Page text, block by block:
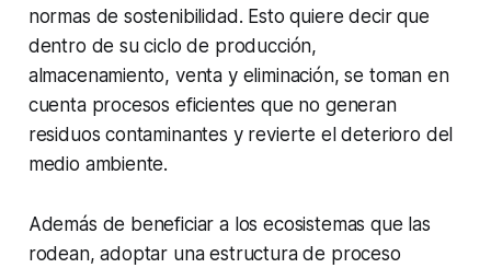
normas de sostenibilidad . Esto quiere decir que
dentro de su ciclo de producción,
almacenamiento, venta y eliminación, se toman en
cuenta procesos eficientes que no generan
residuos contaminantes y revierte el deterioro del
medio ambiente.
Además de beneficiar a los ecosistemas que las
rodean, adoptar una estructura de proceso